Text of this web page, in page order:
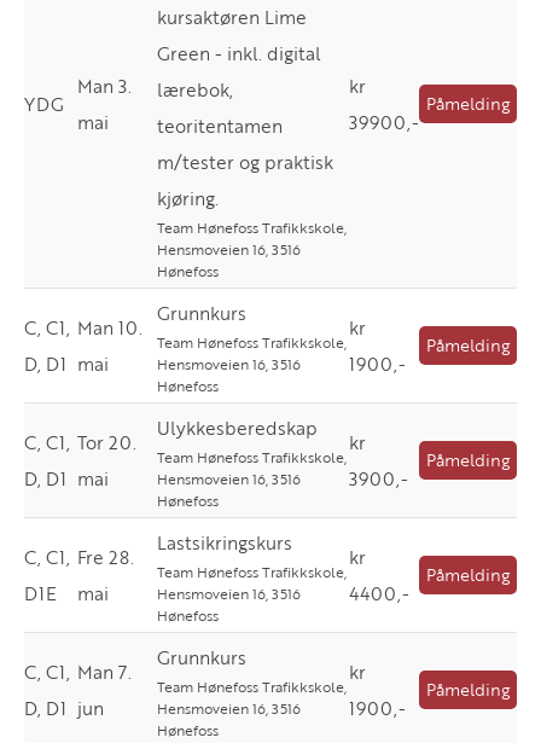
YDG
Man 3.
mai
kursaktøren Lime
Green - inkl. digital
lærebok,
teoritentamen
m/tester og praktisk
kjøring.
Team Hønefoss Trafikkskole,
Hensmoveien 16, 3516
Hønefoss
kr
39900,-
Påmelding
C, C1,
D, D1
Man 10.
mai
Grunnkurs
Team Hønefoss Trafikkskole,
Hensmoveien 16, 3516
Hønefoss
kr
1900,-
Påmelding
C, C1,
D, D1
Tor 20.
mai
Ulykkesberedskap
Team Hønefoss Trafikkskole,
Hensmoveien 16, 3516
Hønefoss
kr
3900,-
Påmelding
C, C1,
D1E
Fre 28.
mai
Lastsikringskurs
Team Hønefoss Trafikkskole,
Hensmoveien 16, 3516
Hønefoss
kr
4400,-
Påmelding
C, C1,
D, D1
Man 7.
jun
Grunnkurs
Team Hønefoss Trafikkskole,
Hensmoveien 16, 3516
Hønefoss
kr
1900,-
Påmelding